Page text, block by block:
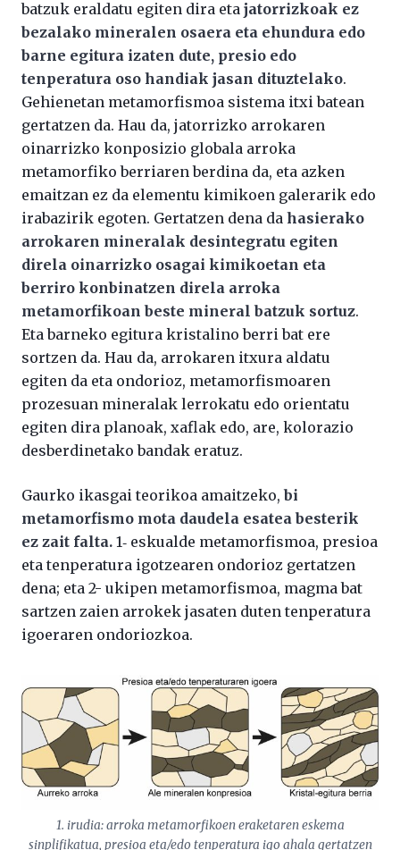
batzuk eraldatu egiten dira eta jatorrizkoak ez
bezalako mineralen osaera eta ehundura edo
barne egitura izaten dute, presio edo
tenperatura oso handiak jasan dituztelako.
Gehienetan metamorfismoa sistema itxi batean
gertatzen da. Hau da, jatorrizko arrokaren
oinarrizko konposizio globala arroka
metamorfiko berriaren berdina da, eta azken
emaitzan ez da elementu kimikoen galerarik edo
irabazirik egoten. Gertatzen dena da hasierako
arrokaren mineralak desintegratu egiten
direla oinarrizko osagai kimikoetan eta
berriro konbinatzen direla arroka
metamorfikoan beste mineral batzuk sortuz.
Eta barneko egitura kristalino berri bat ere
sortzen da. Hau da, arrokaren itxura aldatu
egiten da eta ondorioz, metamorfismoaren
prozesuan mineralak lerrokatu edo orientatu
egiten dira planoak, xaflak edo, are, kolorazio
desberdinetako bandak eratuz.
Gaurko ikasgai teorikoa amaitzeko,bi
metamorfismo mota daudela esatea besterik
ez zait falta. 1‑ eskualde metamorfismoa, presioa
eta tenperatura igotzearen ondorioz gertatzen
dena; eta 2- ukipen metamorfismoa, magma bat
sartzen zaien arrokek jasaten duten tenperatura
igoeraren ondoriozkoa.
1. irudia: arroka metamorfikoen eraketaren eskema
sinplifikatua, presioa eta/edo tenperatura igo ahala gertatzen